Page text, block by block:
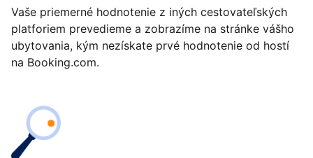
Vaše priemerné hodnotenie z iných cestovateľských
platforiem prevedieme a zobrazíme na stránke vášho
ubytovania, kým nezískate prvé hodnotenie od hostí
na Booking.com.